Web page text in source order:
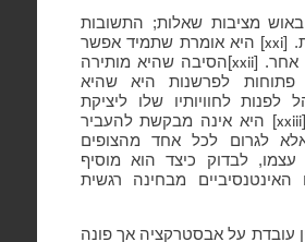
מציבות שאלות; התשובות
[
xxi] היא אומרת שתמיד אפשר
אחר. [xxii]הסיבה שהיא מותירה
פתוחות לפרשנות היא שהיא
לחוויותיו שלו ליציקת
xxiii] היא אינה מבקשת להעביר
לגרום לכל אחד מהצופים
לבדוק כיצד הוא מוסיף
האינטנסיביים מבחינה רגשית
עובדת על אבסטרקציה אך פונה